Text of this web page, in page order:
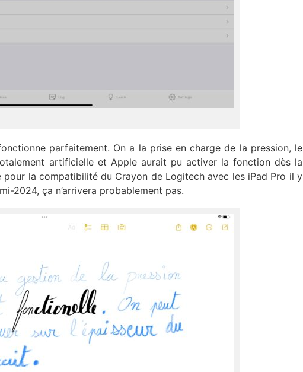
parfaitement. On a la prise en charge de la pression, le
artificielle et Apple aurait pu activer la fonction dès la
la compatibilité du Crayon de Logitech avec les iPad Pro il y
2024, ça n’arrivera probablement pas.